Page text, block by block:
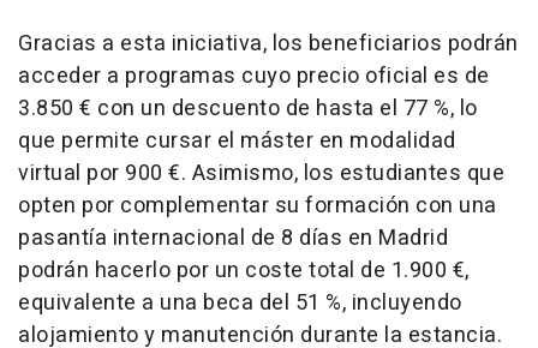
Gracias a esta iniciativa, los beneficiarios podrán
acceder a programas cuyo precio oficial es de
3.850 € con un descuento de hasta el 77 %, lo
que permite cursar el máster en modalidad
virtual por 900 €. Asimismo, los estudiantes que
opten por complementar su formación con una
pasantía internacional de 8 días en Madrid
podrán hacerlo por un coste total de 1.900 €,
equivalente a una beca del 51 %, incluyendo
alojamiento y manutención durante la estancia.